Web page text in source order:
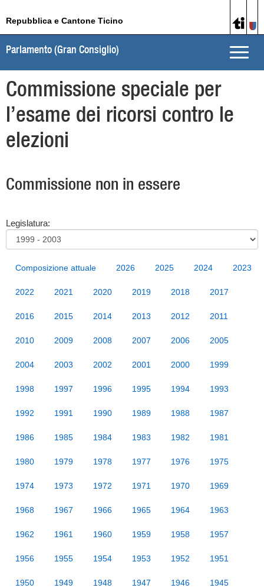
Repubblica e Cantone Ticino
Toggle
Parlamento (Gran Consiglio)
Commissione speciale per
l’esame dei ricorsi contro le
elezioni
Commissione non in essere
Legislatura:
Composizione attuale 2026 2025 2024 2023
2022 2021 2020 2019 2018 2017
2016 2015 2014 2013 2012 2011
2010 2009 2008 2007 2006 2005
2004 2003 2002 2001 2000 1999
1998 1997 1996 1995 1994 1993
1992 1991 1990 1989 1988 1987
1986 1985 1984 1983 1982 1981
1980 1979 1978 1977 1976 1975
1974 1973 1972 1971 1970 1969
1968 1967 1966 1965 1964 1963
1962 1961 1960 1959 1958 1957
1956 1955 1954 1953 1952 1951
1950 1949 1948 1947 1946 1945